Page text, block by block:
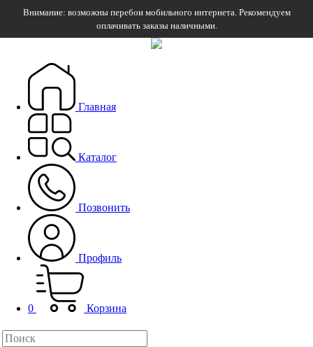
Внимание: возможны перебои мобильного интернета. Рекомендуем
оплачивать заказы наличными.
Главная
Каталог
Позвонить
Профиль
0 Корзина